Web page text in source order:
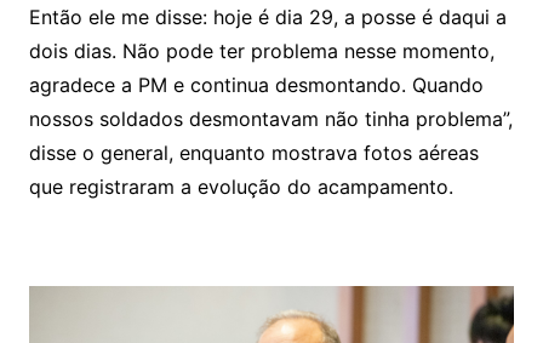
Então ele me disse: hoje é dia 29, a posse é daqui a
dois dias. Não pode ter problema nesse momento,
agradece a PM e continua desmontando. Quando
nossos soldados desmontavam não tinha problema”,
disse o general, enquanto mostrava fotos aéreas
que registraram a evolução do acampamento.